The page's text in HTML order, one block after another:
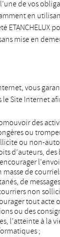
de vos
en
ETANCHELUX
mise en
vous
le Site Internet
des
ou
ou non-
d’auteurs,
masse de
de
non
tout acte
ou des
l’atteinte à la
;